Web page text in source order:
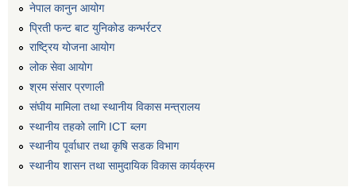
नेपाल कानुन आयोग
प्रिती फन्ट बाट युनिकोड कन्भर्रटर
राष्ट्रिय योजना आयोग
लोक सेवा आयोग
श्रम संसार प्रणाली
संघीय मामिला तथा स्थानीय विकास मन्त्रालय
स्थानीय तहको लागि ICT ब्लग
स्थानीय पूर्वाधार तथा कृषि सडक विभाग
स्थानीय शासन तथा सामुदायिक विकास कार्यक्रम